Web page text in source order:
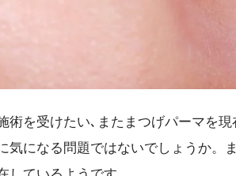
術を受けたい､またまつげパーマを
気になる問題ではないでしょうか。